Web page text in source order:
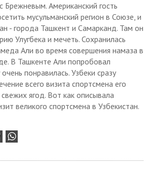
Брежневым. Американский гость
мусульманский регион в Союзе, и
- города Ташкент и Самарканд. Там он
Улугбека и мечеть. Сохранилась
Али во время совершения намаза в
В Ташкенте Али попробовал
понравилась. Узбеки сразу
всего визита спортсмена его
ягод. Вот как описывала
великого спортсмена в Узбекистан.